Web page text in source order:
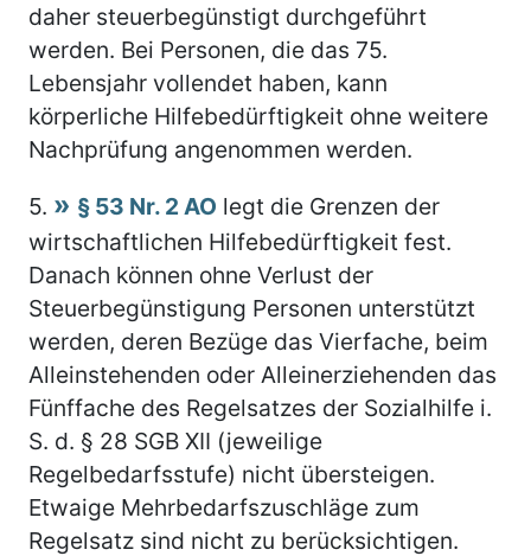
daher steuerbegünstigt durchgeführt
werden. Bei Personen, die das 75.
Lebensjahr vollendet haben, kann
körperliche Hilfebedürftigkeit ohne weitere
Nachprüfung angenommen werden.
5.
§ 53 Nr. 2 AO legt die Grenzen der
wirtschaftlichen Hilfebedürftigkeit fest.
Danach können ohne Verlust der
Steuerbegünstigung Personen unterstützt
werden, deren Bezüge das Vierfache, beim
Alleinstehenden oder Alleinerziehenden das
Fünffache des Regelsatzes der Sozialhilfe i.
S. d. § 28 SGB XII (jeweilige
Regelbedarfsstufe) nicht übersteigen.
Etwaige Mehrbedarfszuschläge zum
Regelsatz sind nicht zu berücksichtigen.